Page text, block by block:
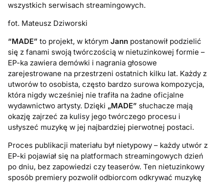
wszystkich serwisach streamingowych.
fot. Mateusz Dziworski
“MADE”to projekt, w którymJann postanowił podzielić
się z fanami swoją twórczością w nietuzinkowej formie –
EP-ka zawiera demówki i nagrania głosowe
zarejestrowane na przestrzeni ostatnich kilku lat. Każdy z
utworów to osobista, często bardzo surowa kompozycja,
która nigdy wcześniej nie trafiła na żadne oficjalne
wydawnictwo artysty. Dzięki „MADE” słuchacze mają
okazję zajrzeć za kulisy jego twórczego procesu i
usłyszeć muzykę w jej najbardziej pierwotnej postaci.
Proces publikacji materiału był nietypowy – każdy utwór z
EP-ki pojawiał się na platformach streamingowych dzień
po dniu, bez zapowiedzi czy teaserów. Ten nietuzinkowy
sposób premiery pozwolił odbiorcom odkrywać muzykę